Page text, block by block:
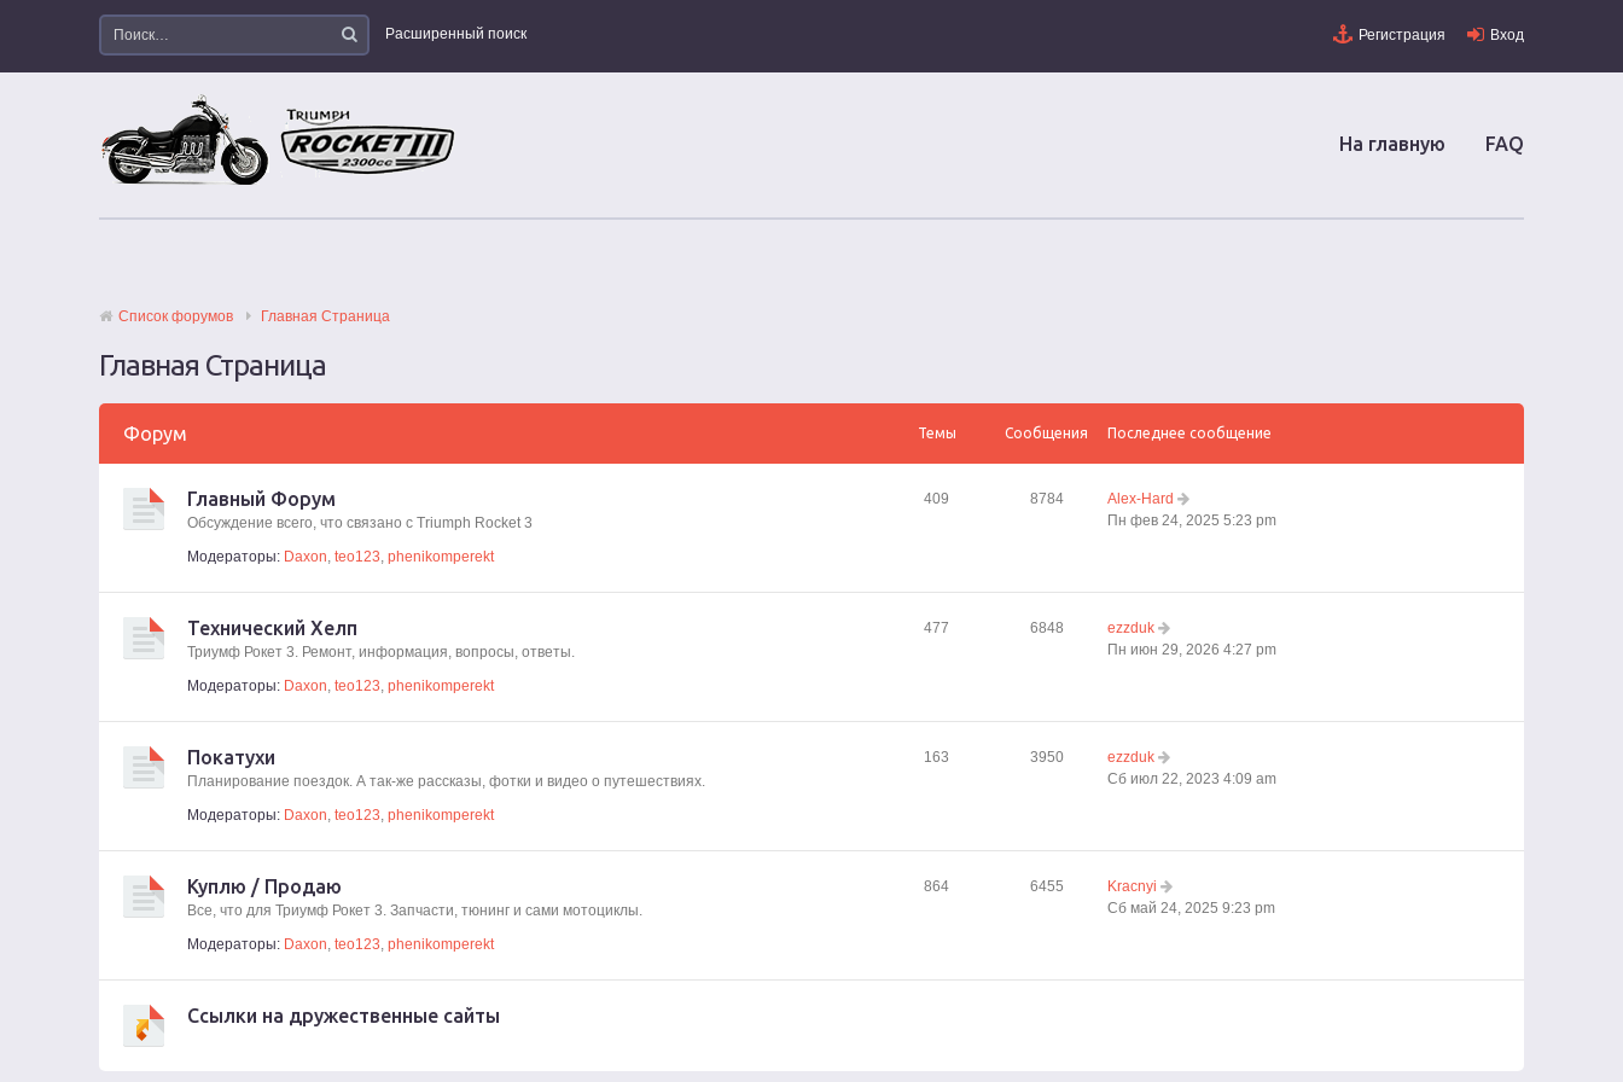
Регистрация Вход
Расширенный поиск
На главную FAQ
Список форумов Главная Страница
Главная Страница
Форум Темы Сообщения Последнее сообщение
Главный Форум
Обсуждение всего, что связано с Triumph Rocket 3
Модераторы: Daxon, teo123, phenikomperekt
409 8784
Alex-Hard
Пн фев 24, 2025 5:23 pm
Технический Хелп
Триумф Рокет 3. Ремонт, информация, вопросы, ответы.
Модераторы: Daxon, teo123, phenikomperekt
477 6848
ezzduk
Пн июн 29, 2026 4:27 pm
Покатухи
Планирование поездок. А так-же рассказы, фотки и видео о путешествиях.
Модераторы: Daxon, teo123, phenikomperekt
163 3950
ezzduk
Сб июл 22, 2023 4:09 am
Куплю / Продаю
Все, что для Триумф Рокет 3. Запчасти, тюнинг и сами мотоциклы.
Модераторы: Daxon, teo123, phenikomperekt
864 6455
Kracnyi
Сб май 24, 2025 9:23 pm
Ссылки на дружественные сайты